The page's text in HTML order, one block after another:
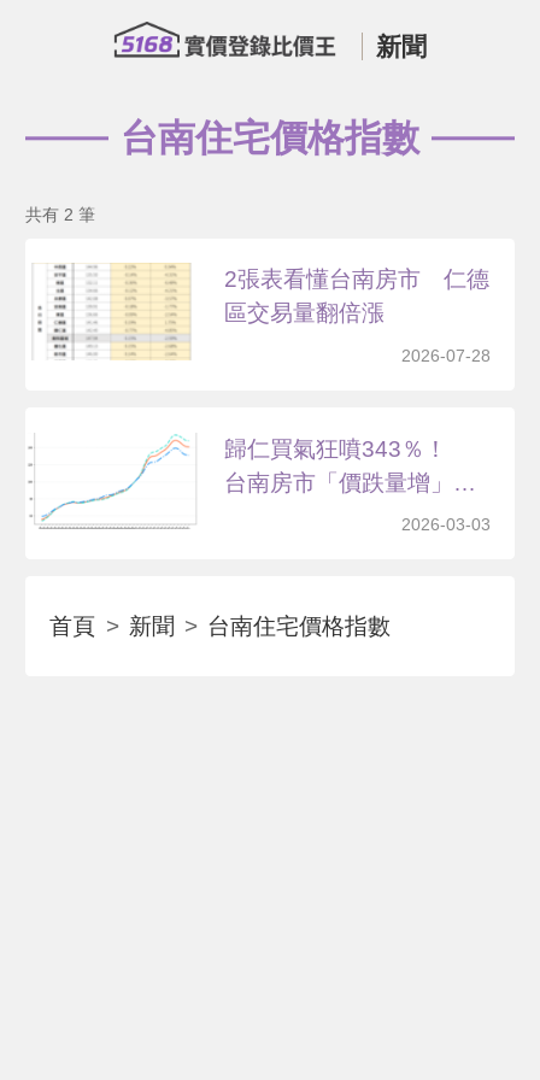
新聞
台南住宅價格指數
共有 2 筆
2張表看懂台南房市 仁德
區交易量翻倍漲
2026-07-28
歸仁買氣狂噴343％！
台南房市「價跌量增」
2026-03-03
首頁 新聞 台南住宅價格指數